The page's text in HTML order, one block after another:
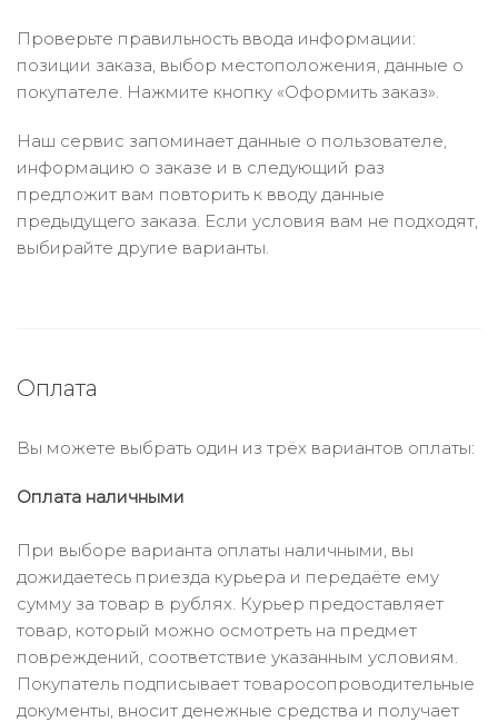
Проверьте правильность ввода информации:
позиции заказа, выбор местоположения, данные о
покупателе. Нажмите кнопку «Оформить заказ».
Наш сервис запоминает данные о пользователе,
информацию о заказе и в следующий раз
предложит вам повторить к вводу данные
предыдущего заказа. Если условия вам не подходят,
выбирайте другие варианты.
Оплата
Вы можете выбрать один из трёх вариантов оплаты:
Оплата наличными
При выборе варианта оплаты наличными, вы
дожидаетесь приезда курьера и передаёте ему
сумму за товар в рублях. Курьер предоставляет
товар, который можно осмотреть на предмет
повреждений, соответствие указанным условиям.
Покупатель подписывает товаросопроводительные
документы, вносит денежные средства и получает